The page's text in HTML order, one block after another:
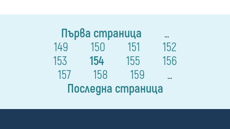
Първа страница ...
149 150 151
152
153
154 155
156
157
158 159 ...
Последна страница